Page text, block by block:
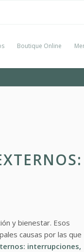
Boutique Online
y bienestar. Esos
causas por las que
interrupciones,